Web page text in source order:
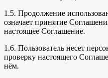
1.5. Продолжение
означает принятие
настоящее Соглашение.
1.6. Пользователь несет
проверку настоящего
нём.